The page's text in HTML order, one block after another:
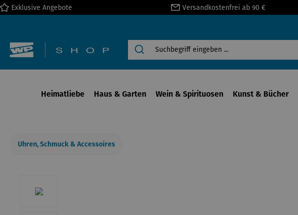
Zur Hauptnavigation springen
Exklusive Angebote Versandkostenfrei ab 90 €
Heimatliebe Haus & Garten Wein & Spirituosen Kunst & Bücher
Uhren, Schmuck & Accessoires